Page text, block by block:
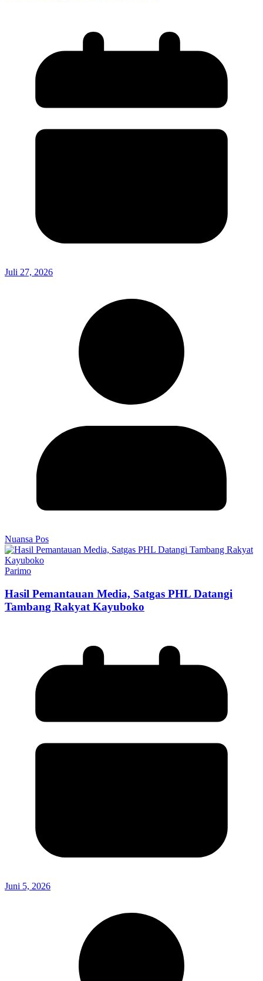
Juli 27, 2026
Nuansa Pos
Parimo
Hasil Pemantauan Media, Satgas PHL Datangi
Tambang Rakyat Kayuboko
Juni 5, 2026